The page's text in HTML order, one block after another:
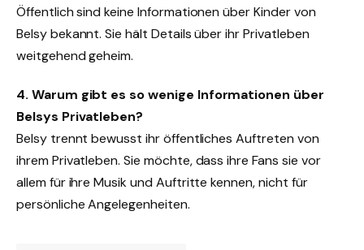
Öffentlich sind keine Informationen über Kinder von
Belsy bekannt. Sie hält Details über ihr Privatleben
weitgehend geheim.
4. Warum gibt es so wenige Informationen über
Belsys Privatleben?
Belsy trennt bewusst ihr öffentliches Auftreten von
ihrem Privatleben. Sie möchte, dass ihre Fans sie vor
allem für ihre Musik und Auftritte kennen, nicht für
persönliche Angelegenheiten.